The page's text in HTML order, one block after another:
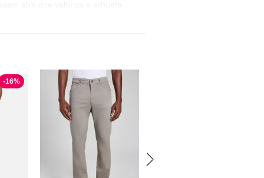
slim que valoriza a silhueta
com acabamento traseiro social.
Estilo: Casual, urbano e social
78 cm — Comprimento 104 cm
Gancho 27 cm — Quadril 94 cm
32 cm - Tamanho 42:
86 cm — Comprimento 105
cm — Gancho 29 cm — Quadril
cm — Bainha 36 cm calça sarja
sarja slim, calça confortável
masculina, calça versátil, sarja
-16%